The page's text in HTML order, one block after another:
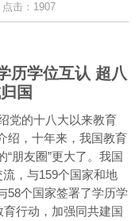
点击：1907
历学位互认 超八
国
党的十八大以来教育
绍，十年来，我国教育
朋友圈”更大了。我国
，与159个国家和地
58个国家签署了学历学
育行动，加强同共建国